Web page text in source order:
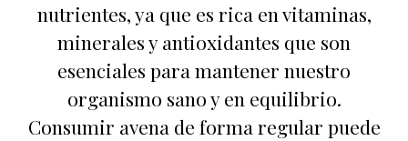
nutrientes, ya que es rica en vitaminas,
minerales y antioxidantes que son
esenciales para mantener nuestro
organismo sano y en equilibrio.
Consumir avena de forma regular puede